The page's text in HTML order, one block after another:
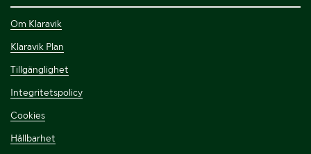
Om Klaravik
Klaravik Plan
Tillgänglighet
Integritetspolicy
Cookies
Hållbarhet